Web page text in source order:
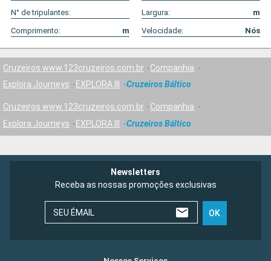
N° de tripulantes:
Largura:
m
Comprimento:
m Velocidade: Nós
Cruzeiros www.123cruzeiros.com.br
Companhia
Explora Journeys
EXPLORA III Cruzeiros Báltico
Cruzeiros www.123cruzeiros.com.br
Companhia
Explora Journeys
EXPLORA III Cruzeiros Báltico
Newsletters
Receba as nossas promoções exclusivas
SEU ÉMAIL OK